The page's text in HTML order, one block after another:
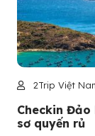
2Trip Việt
Checkin Đảo
sơ quyến rủ